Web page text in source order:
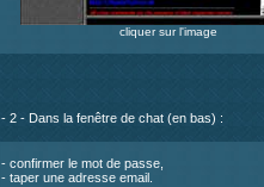
cliquer sur l'image
- 2 - Dans la fenêtre de chat (en bas) :
- confirmer le mot de passe,
- taper une adresse email.